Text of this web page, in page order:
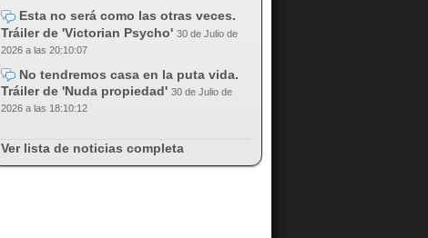
Esta no será como las otras veces.
Tráiler de 'Victorian Psycho' 30 de Julio de
2026 a las 20:10:07
No tendremos casa en la puta vida.
Tráiler de 'Nuda propiedad' 30 de Julio de
2026 a las 18:10:12
Ver lista de noticias completa